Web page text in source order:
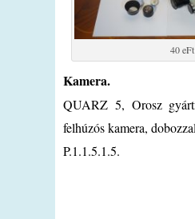
40 eFt
Kamera.
QUARZ 5, Orosz
felhúzós kamera,
P.1.1.5.1.5.